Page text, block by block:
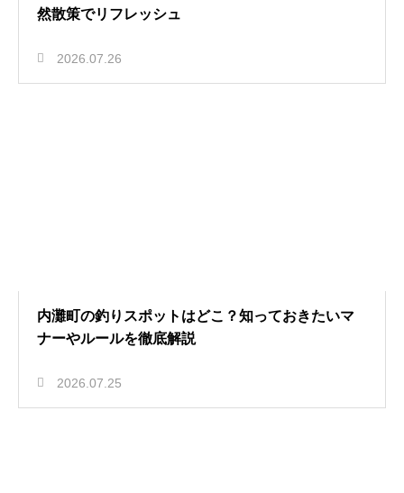
然散策でリフレッシュ
2026.07.26
内灘町の釣りスポットはどこ？知っておきたいマ
ナーやルールを徹底解説
2026.07.25